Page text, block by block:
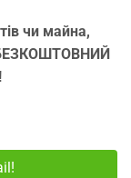
чи майна,
БЕЗКОШТОВНИЙ